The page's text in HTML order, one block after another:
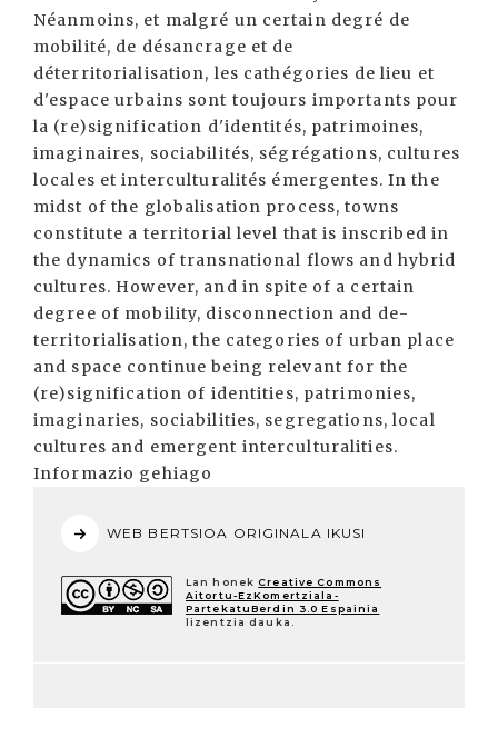
Néanmoins, et malgré un certain degré de
mobilité, de désancrage et de
déterritorialisation, les cathégories de lieu et
d'espace urbains sont toujours importants pour
la (re)signification d'identités, patrimoines,
imaginaires, sociabilités, ségrégations, cultures
locales et interculturalités émergentes. In the
midst of the globalisation process, towns
constitute a territorial level that is inscribed in
the dynamics of transnational flows and hybrid
cultures. However, and in spite of a certain
degree of mobility, disconnection and de-
territorialisation, the categories of urban place
and space continue being relevant for the
(re)signification of identities, patrimonies,
imaginaries, sociabilities, segregations, local
cultures and emergent interculturalities.
Informazio gehiago
WEB BERTSIOA ORIGINALA IKUSI
Lan honek Creative Commons
Aitortu-EzKomertziala-
PartekatuBerdin 3.0 Espainia
lizentzia dauka.